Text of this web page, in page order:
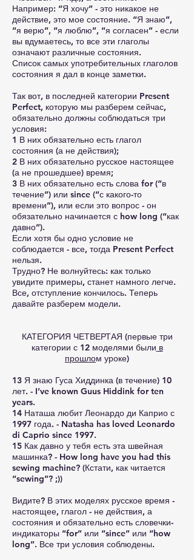
Например: “Я хочу” - это никакое не
действие, это мое состояние. “Я знаю”,
“я верю”, “я люблю”, “я согласен” - если
вы вдумаетесь, то все эти глаголы
означают различные состояния.
Список самых употребительных глаголов
состояния я дал в конце заметки.
Так вот, в последней категории Present
Perfect, которую мы разберем сейчас,
обязательно должны соблюдаться три
условия:
1 В них обязательно есть глагол
состояния (а не действия);
2 В них обязательно русское настоящее
(а не прошедшее) время;
3 В них обязательно есть слова for (“в
течение”) или since (“с какого-то
времени”), или если это вопрос - он
обязательно начинается с how long (“как
давно”).
Если хотя бы одно условие не
соблюдается - все, тогда Present Perfect
нельзя.
Трудно? Не волнуйтесь: как только
увидите примеры, станет намного легче.
Все, отступление кончилось. Теперь
давайте разберем модели.
КАТЕГОРИЯ ЧЕТВЕРТАЯ (первые три
категории с 12 моделями были в
прошлом уроке)
13 Я знаю Гуса Хиддинка (в течение) 10
лет. - I’ve known Guus Hiddink for ten
years.
14 Наташа любит Леонардо ди Каприо с
1997 года. - Natasha has loved Leonardo
di Caprio since 1997.
15 Как давно у тебя есть эта швейная
машинка? - How long have you had this
sewing machine? (Кстати, как читается
“sewing”? ;))
Видите? В этих моделях русское время -
настоящее, глагол - не действия, а
состояния и обязательно есть словечки-
индикаторы “for” или “since” или “how
long”. Все три условия соблюдены.